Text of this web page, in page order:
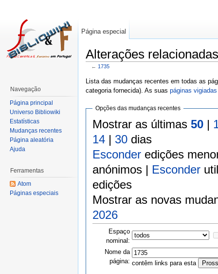
Alterações
← 1735
Lista das mudanças recentes em todas as
categoria fornecida). As suas páginas vigiadas
Opções das mudanças recentes
Mostrar as últimas 50|
14| 30dias
Esconderedições
anónimos | Esconder
edições
Mostrar as novas
2026
Espaço
nominal:
Nome da
página: contêm links para esta
Página especial
Navegação
Página principal
Universo Bibliowiki
Estatísticas
Mudanças recentes
Página aleatória
Ajuda
Ferramentas
Atom
Páginas especiais